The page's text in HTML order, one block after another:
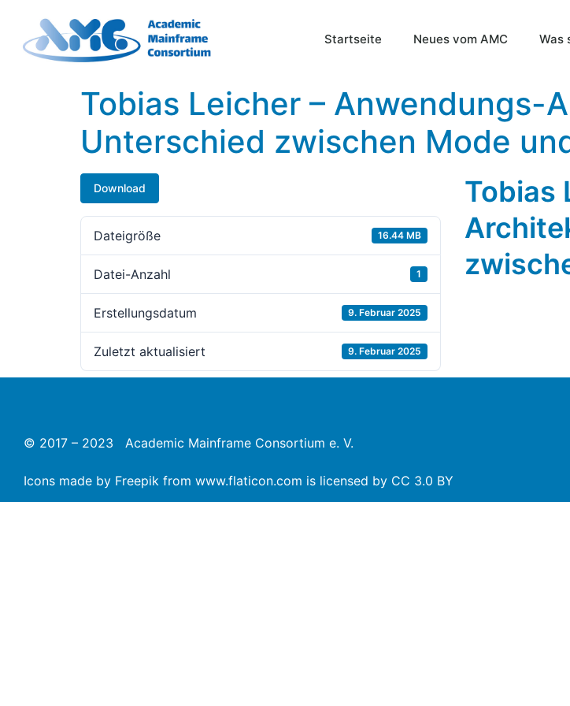
Startseite Neues vom AMC Was
Tobias Leicher – Anwendungs-
Unterschied zwischen Mode
Download
Dateigröße 16.44 MB
Datei-Anzahl 1
Erstellungsdatum 9. Februar 2025
Zuletzt aktualisiert 9. Februar 2025
Tobias
© 2017 – 2023 Academic Mainframe Consortium e. V.
Icons made by Freepik from www.flaticon.com is licensed by CC 3.0 BY